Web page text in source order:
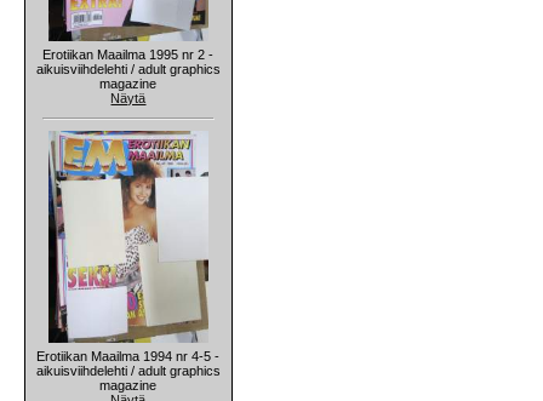
Erotiikan Maailma 1995 nr 2 -
aikuisviihdelehti / adult graphics
magazine
Näytä
Erotiikan Maailma 1994 nr 4-5 -
aikuisviihdelehti / adult graphics
magazine